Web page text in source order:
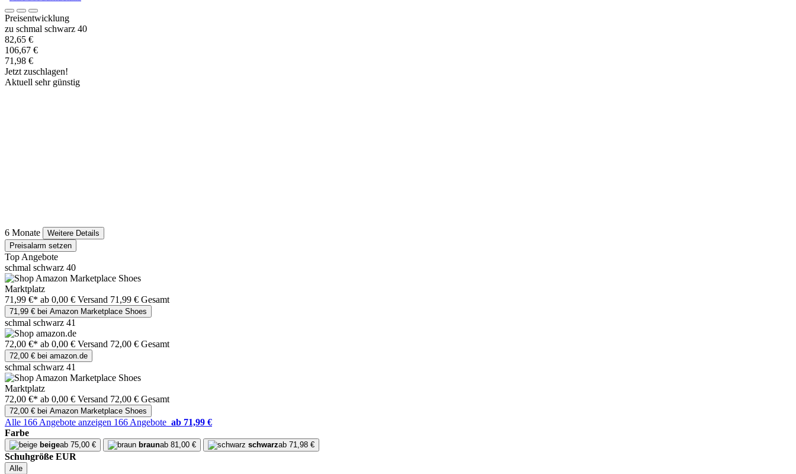
Preisentwicklung
zu schmal schwarz 40
82,65 €
106,67 €
71,98 €
Jetzt zuschlagen!
Aktuell sehr günstig
6 Monate
Weitere Details
Preisalarm setzen
Top Angebote
schmal schwarz 40
Marktplatz
71,99 €* ab 0,00 € Versand 71,99 € Gesamt
71,99 € bei Amazon Marketplace Shoes
schmal schwarz 41
72,00 €* ab 0,00 € Versand 72,00 € Gesamt
72,00 € bei amazon.de
schmal schwarz 41
Marktplatz
72,00 €* ab 0,00 € Versand 72,00 € Gesamt
72,00 € bei Amazon Marketplace Shoes
Alle 166 Angebote anzeigen 166 Angebote ab 71,99 €
Farbe
beigeab 75,00 € braunab 81,00 € schwarzab 71,98 €
Schuhgröße EUR
Alle